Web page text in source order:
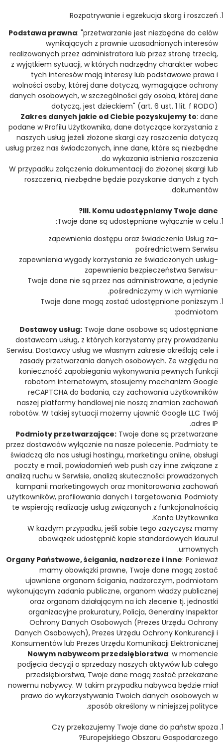
Rozpatrywanie i egzekucja skarg i roszczeń
Podstawa prawna: "przetwarzanie jest niezbędne do celów
wynikających z prawnie uzasadnionych interesów
realizowanych przez administratora lub przez stronę trzecią,
z wyjątkiem sytuacji, w których nadrzędny charakter wobec
tych interesów mają interesy lub podstawowe prawa i
wolności osoby, której dane dotyczą, wymagające ochrony
danych osobowych, w szczególności gdy osoba, której dane
dotyczą, jest dzieckiem" (art. 6 ust. 1 lit. f RODO)
Zakres danych jakie od Ciebie pozyskujemy to: dane
podane w Profilu Użytkownika, dane dotyczące korzystania z
naszych usług jeżeli złożone skargi czy roszczenia dotyczą
usług przez nas świadczonych, inne dane, które są niezbędne
do wykazania istnienia roszczenia.
W przypadku załączenia dokumentacji do złożonej skargi lub
roszczenia, niezbędne będzie pozyskanie danych z tych
dokumentów.
III. Komu udostępniamy Twoje dane?
Twoje dane są udostępniane wyłącznie w celu:
-zapewnienia dostępu oraz świadczenia Usług za
pośrednictwem Serwisu
-zapewnienia wygody korzystania ze świadczonych usług
-zapewnienia bezpieczeństwa Serwisu
Twoje dane nie są przez nas administrowane, a jedynie
pośredniczymy w ich wymianie.
Twoje dane mogą zostać udostępnione poniższym
podmiotom:
Dostawcy usług:Twoje dane osobowe są udostępniane
dostawcom usług, z których korzystamy przy prowadzeniu
Serwisu. Dostawcy usług we własnym zakresie określają cele i
zasady przetwarzania danych osobowych. Ze względu na
konieczność zapobiegania wykonywania pewnych funkcji
robotom internetowym, stosujemy mechanizm Google
reCAPTCHA do badania, czy zachowania użytkowników
naszej platformy handlowej nie noszą znamion zachowań
robotów. W takiej sytuacji możemy ujawnić Google LLC Twój
adres IP.
Podmioty przetwarzające:Twoje dane są przetwarzane
przez dostawców wyłącznie na nasze polecenie. Podmioty te
świadczą dla nas usługi hostingu, marketingu online, obsługi
poczty e mail, powiadomień web push czy inne związane z
analizą ruchu w Serwisie, analizą skuteczności prowadzonych
kampanii marketingowych oraz monitorowania zachowań
użytkowników, profilowania danych i targetowania. Podmioty
te wspierają realizację usług związanych z funkcjonalnością
Konta Użytkownika.
W każdym przypadku, jeśli sobie tego zażyczysz mamy
obowiązek udostępnić kopie standardowych klauzul
umownych.
Organy Państwowe, ścigania, nadzorcze i inne: Ponieważ
mamy obowiązki prawne, Twoje dane mogą zostać
ujawnione organom ścigania, nadzorczym, podmiotom
wykonującym zadania publiczne, organom władzy publicznej
oraz organom działającym na ich zlecenie tj. jednostki
organizacyjne prokuratury, Policja, Generalny Inspektor
Ochrony Danych Osobowych (Prezes Urzędu Ochrony
Danych Osobowych), Prezes Urzędu Ochrony Konkurencji i
Konsumentów lub Prezes Urzędu Komunikacji Elektronicznej.
Nowym nabywcom przedsiębiorstwa: w momencie
podjęcia decyzji o sprzedaży naszych aktywów lub całego
przedsiębiorstwa, Twoje dane mogą zostać przekazane
nowemu nabywcy. W takim przypadku nabywca będzie miał
prawo do wykorzystywania Twoich danych osobowych w
sposób określony w niniejszej polityce.
Czy przekazujemy Twoje dane do państw spoza
Europejskiego Obszaru Gospodarczego?